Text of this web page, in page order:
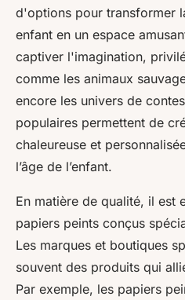
d'options pour transformer
enfant en un espace
captiver l'imagination,
comme les animaux
encore les univers de
populaires permettent de
chaleureuse et
l’âge de l’enfant.
En matière de qualité, il est
papiers peints conçus
Les marques et boutiques
souvent des produits qui
Par exemple, les papiers